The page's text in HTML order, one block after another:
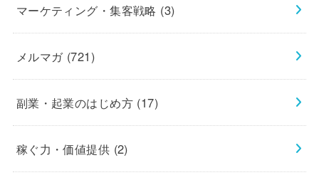
マーケティング・集客戦略 (3)
メルマガ (721)
副業・起業のはじめ方 (17)
稼ぐ力・価値提供 (2)